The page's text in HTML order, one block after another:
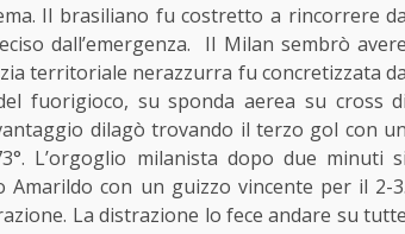
Il brasiliano fu costretto a rincorrere da
dall’emergenza. Il Milan sembrò avere
territoriale nerazzurra fu concretizzata da
fuorigioco, su sponda aerea su cross di
dilagò trovando il terzo gol con un
L’orgoglio milanista dopo due minuti si
con un guizzo vincente per il 2-3.
La distrazione lo fece andare su tutte